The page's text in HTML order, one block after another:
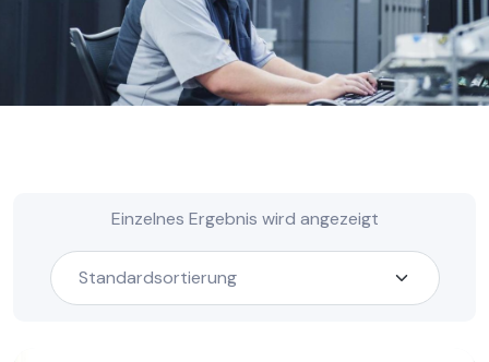
Einzelnes Ergebnis wird angezeigt